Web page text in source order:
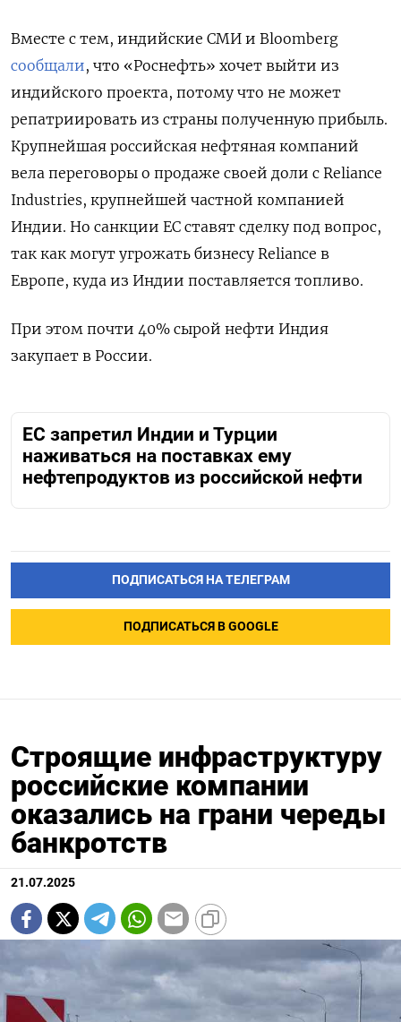
Вместе с тем, индийские СМИ и Bloomberg
сообщали, что «Роснефть» хочет выйти из
индийского проекта, потому что не может
репатриировать из страны полученную прибыль.
Крупнейшая российская нефтяная компаний
вела переговоры о продаже своей доли с Reliance
Industries, крупнейшей частной компанией
Индии. Но санкции ЕС ставят сделку под вопрос,
так как могут угрожать бизнесу Reliance в
Европе, куда из Индии поставляется топливо.
При этом почти 40% сырой нефти Индия
закупает в России.
ЕС запретил Индии и Турции
наживаться на поставках ему
нефтепродуктов из российской нефти
ПОДПИСАТЬСЯ НА ТЕЛЕГРАМ
ПОДПИСАТЬСЯ В GOOGLE
Строящие инфраструктуру
российские компании
оказались на грани череды
банкротств
21.07.2025